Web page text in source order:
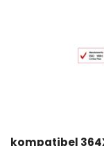
kompatibel